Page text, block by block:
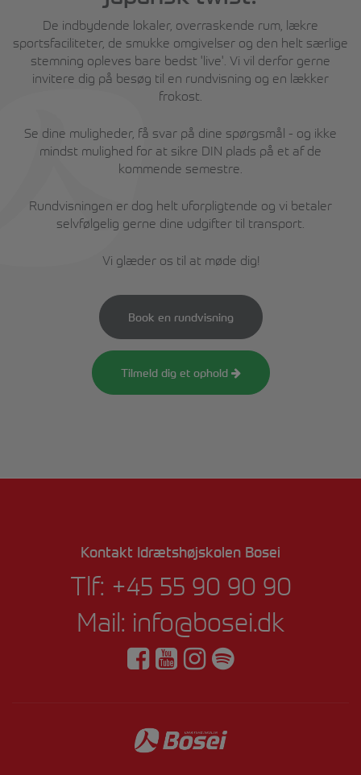
De indbydende lokaler, overraskende rum, lækre
sportsfaciliteter, de smukke omgivelser og den helt særlige
stemning opleves bare bedst 'live'. Vi vil derfor gerne
invitere dig på besøg til en rundvisning og en lækker
frokost.
Se dine muligheder, få svar på dine spørgsmål - og ikke
mindst mulighed for at sikre DIN plads på et af de
kommende semestre.
Rundvisningen er dog helt uforpligtende og vi betaler
selvfølgelig gerne dine udgifter til transport.
Vi glæder os til at møde dig!
Book en rundvisning
Tilmeld dig et ophold
Kontakt Idrætshøjskolen Bosei
Tlf: +45 55 90 90 90
Mail: info@bosei.dk